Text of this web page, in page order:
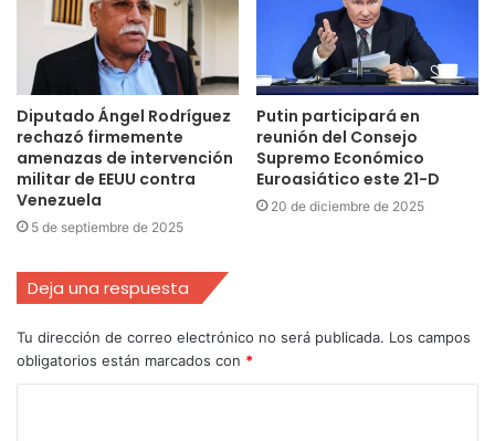
Diputado Ángel Rodríguez
rechazó firmemente
amenazas de intervención
militar de EEUU contra
Venezuela
5 de septiembre de 2025
Putin participará en
reunión del Consejo
Supremo Económico
Euroasiático este 21-D
20 de diciembre de 2025
Deja una respuesta
Tu dirección de correo electrónico no será publicada. Los campos
obligatorios están marcados con *